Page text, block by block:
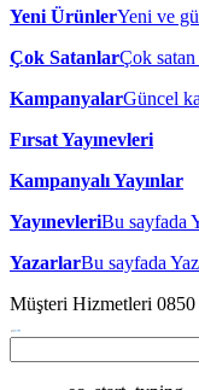
Yeni ÜrünlerYeni ve
Çok SatanlarÇok
KampanyalarGüncel
Fırsat Yayınevleri
Kampanyalı Yayınlar
YayınevleriBu sayfada
YazarlarBu sayfada
Müşteri Hizmetleri